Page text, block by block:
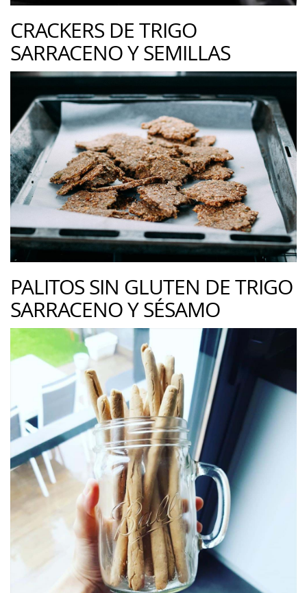
CRACKERS DE TRIGO
SARRACENO Y SEMILLAS
PALITOS SIN GLUTEN DE TRIGO
SARRACENO Y SÉSAMO